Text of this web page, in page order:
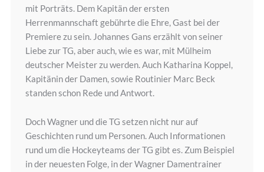
mit Porträts. Dem Kapitän der ersten
Herrenmannschaft gebührte die Ehre, Gast bei der
Premiere zu sein. Johannes Gans erzählt von seiner
Liebe zur TG, aber auch, wie es war, mit Mülheim
deutscher Meister zu werden. Auch Katharina Koppel,
Kapitänin der Damen, sowie Routinier Marc Beck
standen schon Rede und Antwort.
Doch Wagner und die TG setzen nicht nur auf
Geschichten rund um Personen. Auch Informationen
rund um die Hockeyteams der TG gibt es. Zum Beispiel
in der neuesten Folge, in der Wagner Damentrainer